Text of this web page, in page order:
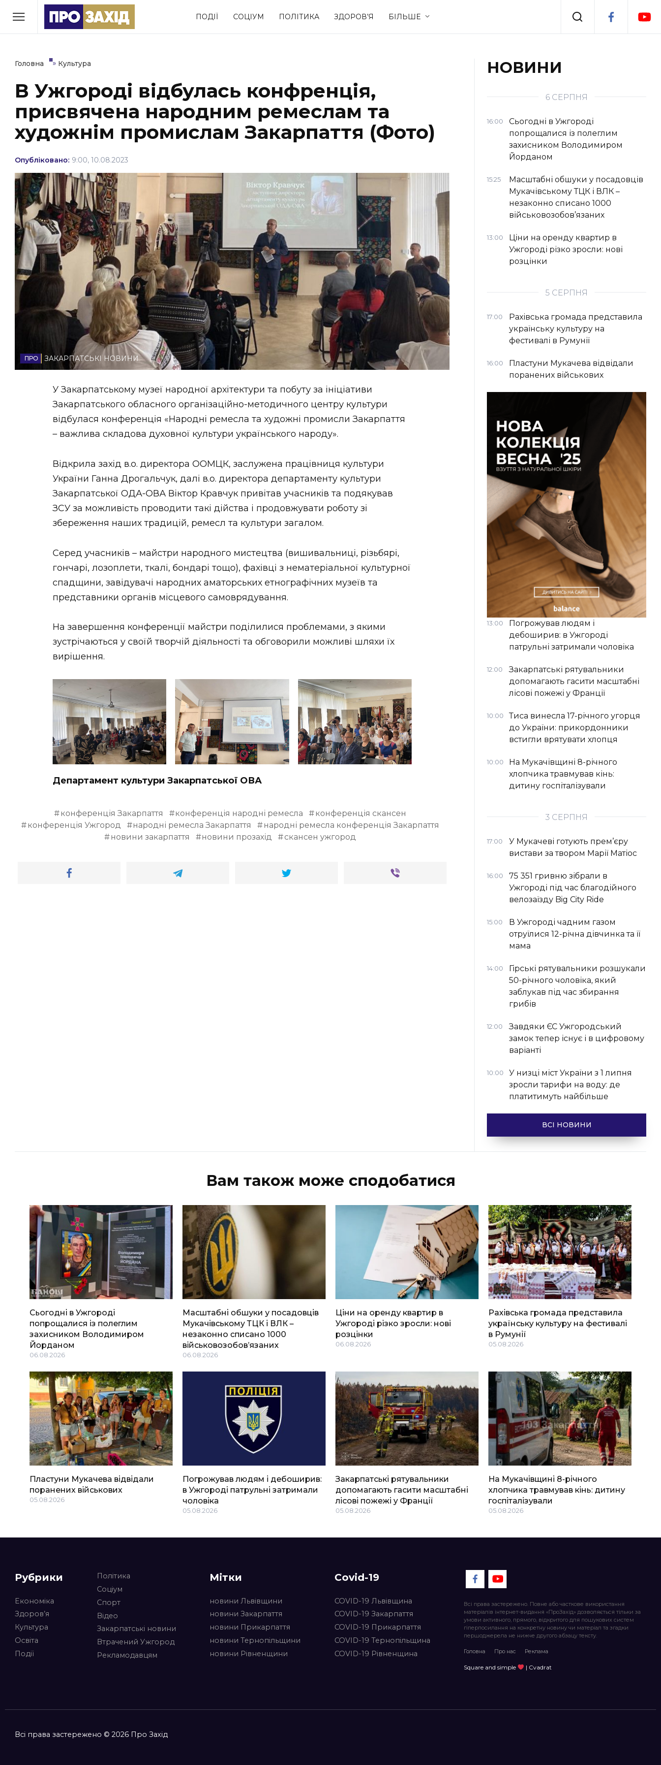
ПОДІЇ СОЦІУМ ПОЛІТИКА ЗДОРОВ’Я БІЛЬШЕ
РУБРИКИ
Економіка Події
Політика Соціум Спорт
Втрачений Ужгород
(відеоверсія)
ЗАКАРПАТСЬКІ НОВИНИ
НОВИНИ ЗАХІДНОЇ УКРАЇНИ
ФОТО
ВІДЕО
Головна » Культура
В Ужгороді відбулась конфренція,
присвячена народним ремеслам та
художнім промислам Закарпаття (Фото)
Опубліковано: 9:00, 10.08.2023
ЗАКАРПАТСЬКІ НОВИНИ
У Закарпатському музеї народної архітектури та побуту за ініціативи
Закарпатського обласного організаційно-методичного центру культури
відбулася конференція «Народні ремесла та художні промисли Закарпаття
– важлива складова духовної культури українського народу».
Відкрила захід в.о. директора ООМЦК, заслужена працівниця культури
України Ганна Дрогальчук, далі в.о. директора департаменту культури
Закарпатської ОДА-ОВА Віктор Кравчук привітав учасників та подякував
ЗСУ за можливість проводити такі дійства і продовжувати роботу зі
збереження наших традицій, ремесл та культури загалом.
Серед учасників – майстри народного мистецтва (вишивальниці, різьбярі,
гончарі, лозоплети, ткалі, бондарі тощо), фахівці з нематеріальної культурної
спадщини, завідувачі народних аматорських етнографічних музеїв та
представники органів місцевого самоврядування.
На завершення конференції майстри поділилися проблемами, з якими
зустрічаються у своїй творчій діяльності та обговорили можливі шляхи їх
вирішення.
Департамент культури Закарпатської ОВА
конференція Закарпаття конференція народні ремесла
конференція скансен
конференція Ужгород
народні ремесла Закарпаття
народні ремесла конференція Закарпаття
новини закарпаття
новини прозахід скансен ужгород
НОВИНИ
6 СЕРПНЯ
16:00
Сьогодні в Ужгороді
попрощалися із полеглим
захисником Володимиром
Йорданом
15:25
Масштабні обшуки у посадовців
Мукачівському ТЦК і ВЛК –
незаконно списано 1000
військовозобов’язаних
13:00
Ціни на оренду квартир в
Ужгороді різко зросли: нові
розцінки
5 СЕРПНЯ
17:00
Рахівська громада представила
українську культуру на
фестивалі в Румунії
16:00
Пластуни Мукачева відвідали
поранених військових
13:00
Погрожував людям і
дебоширив: в Ужгороді
патрульні затримали чоловіка
12:00
Закарпатські рятувальники
допомагають гасити масштабні
лісові пожежі у Франції
10:00
Тиса винесла 17-річного угорця
до України: прикордонники
встигли врятувати хлопця
10:00
На Мукачівщині 8-річного
хлопчика травмував кінь:
дитину госпіталізували
3 СЕРПНЯ
17:00
У Мукачеві готують прем’єру
вистави за твором Марії Матіос
16:00
75 351 гривню зібрали в
Ужгороді під час благодійного
велозаїзду Big Сity Ride
15:00
В Ужгороді чадним газом
отруїлися 12-річна дівчинка та її
мама
14:00
Гірські рятувальники розшукали
50-річного чоловіка, який
заблукав під час збирання
грибів
12:00
Завдяки ЄС Ужгородський
замок тепер існує і в цифровому
варіанті
10:00
У низці міст України з 1 липня
зросли тарифи на воду: де
платитимуть найбільше
ВСІ НОВИНИ
Вам також може сподобатися
Сьогодні в Ужгороді
попрощалися із полеглим
захисником Володимиром
Йорданом
06.08.2026
Масштабні обшуки у посадовців
Мукачівському ТЦК і ВЛК –
незаконно списано 1000
військовозобов’язаних
06.08.2026
Ціни на оренду квартир в
Ужгороді різко зросли: нові
розцінки
06.08.2026
Рахівська громада представила
українську культуру на фестивалі
в Румунії
05.08.2026
Пластуни Мукачева відвідали
поранених військових
05.08.2026
Погрожував людям і дебоширив:
в Ужгороді патрульні затримали
чоловіка
05.08.2026
Закарпатські рятувальники
допомагають гасити масштабні
лісові пожежі у Франції
05.08.2026
На Мукачівщині 8-річного
хлопчика травмував кінь: дитину
госпіталізували
05.08.2026
Рубрики
Економіка
Здоров’я
Культура
Освіта
Події
Політика
Соціум
Спорт
Відео
Закарпатські новини
Втрачений Ужгород
Рекламодавцям
Мітки
новини Львівщини
новини Закарпаття
новини Прикарпаття
новини Тернопільщини
новини Рівненщини
Covid-19
COVID-19 Львівщина
COVID-19 Закарпаття
COVID-19 Прикарпаття
COVID-19 Тернопільщина
COVID-19 Рівненщина
Всі права застережено. Повне або часткове використання
матеріалів інтернет-видання «ПроЗахід» дозволяється тільки за
умови активного, прямого, відкритого для пошукових систем
гіперпосилання на конкретну новину чи матеріал та згадки
першоджерела не нижче другого абзацу тексту.
Головна Про нас Реклама
Square and simple | Cvadrat
Всі права застережено © 2026 Про Захід